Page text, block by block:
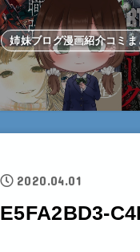
姉妹ブログ漫画紹介コミま
2020.04.01
E5FA2BD3-